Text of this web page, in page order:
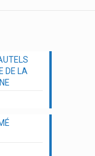
DE LA